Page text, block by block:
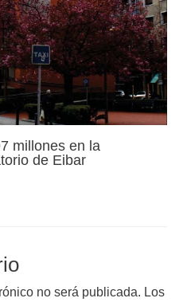
millones en la
de Eibar
no será publicada. Los